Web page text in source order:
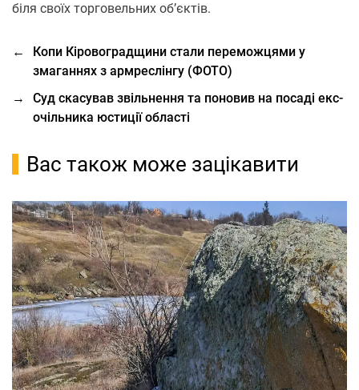
біля своїх торговельних об’єктів.
←
Копи Кіровоградщини стали переможцями у
змаганнях з армреслінгу (ФОТО)
→
Суд скасував звільнення та поновив на посаді екс-
очільника юстиції області
Вас також може зацікавити